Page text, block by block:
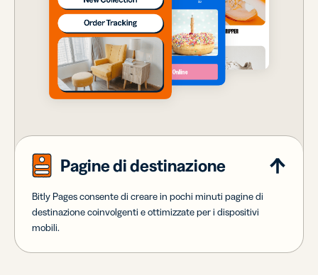
Pagine di destinazione
Bitly Pages consente di creare in pochi minuti pagine di
destinazione coinvolgenti e ottimizzate per i dispositivi
mobili.